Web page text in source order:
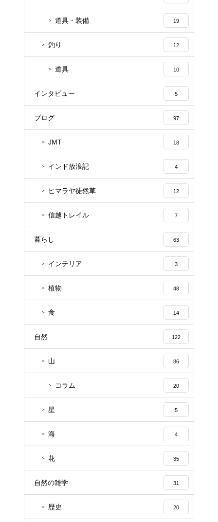
道具・装備 19
釣り 12
道具 10
インタビュー 5
ブログ 97
JMT 18
インド放浪記 4
ヒマラヤ徒然草 12
信越トレイル 7
暮らし 63
インテリア 3
植物 48
食 14
自然 122
山 86
コラム 20
星 5
海 4
花 35
自然の雑学 31
歴史 20